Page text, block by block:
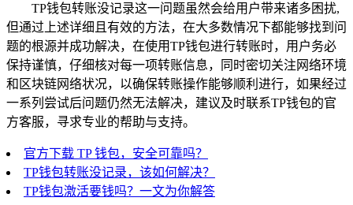
TP钱包转账没记录这一问题虽然会给用户带来诸多困扰,
但通过上述详细且有效的方法，在大多数情况下都能够找到问
题的根源并成功解决，在使用TP钱包进行转账时，用户务必
保持谨慎，仔细核对每一项转账信息，同时密切关注网络环境
和区块链网络状况，以确保转账操作能够顺利进行，如果经过
一系列尝试后问题仍然无法解决，建议及时联系TP钱包的官
方客服，寻求专业的帮助与支持。
官方下载 TP 钱包，安全可靠吗？
TP钱包转账没记录，该如何解决？
TP钱包激活要钱吗？一文为你解答